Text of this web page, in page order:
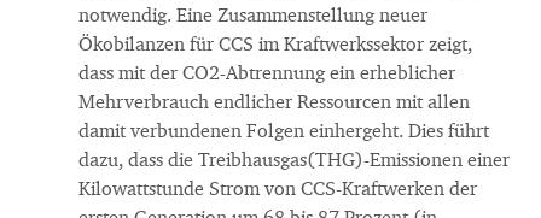
notwendig. Eine Zusammenstellung neuer
Ökobilanzen für CCS im Kraftwerkssektor zeigt,
dass mit der CO2-Abtrennung ein erheblicher
Mehrverbrauch endlicher Ressourcen mit allen
damit verbundenen Folgen einhergeht. Dies führt
dazu, dass die Treibhausgas(THG)-Emissionen einer
Kilowattstunde Strom von CCS-Kraftwerken der